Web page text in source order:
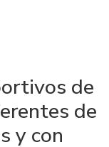
de
de
y con